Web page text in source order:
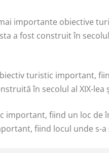
importante obiective
a fost construit în
turistic important,
în secolul al XIX-
important, fiind un loc de
fiind locul unde s-